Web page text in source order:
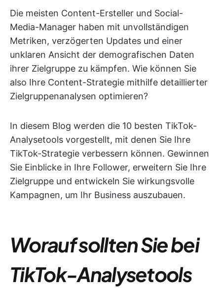
Die meisten Content-Ersteller und Social-
Media-Manager haben mit unvollständigen
Metriken, verzögerten Updates und einer
unklaren Ansicht der demografischen Daten
ihrer Zielgruppe zu kämpfen. Wie können Sie
also Ihre Content-Strategie mithilfe detaillierter
Zielgruppenanalysen optimieren?
In diesem Blog werden die 10 besten TikTok-
Analysetools vorgestellt, mit denen Sie Ihre
TikTok-Strategie verbessern können. Gewinnen
Sie Einblicke in Ihre Follower, erweitern Sie Ihre
Zielgruppe und entwickeln Sie wirkungsvolle
Kampagnen, um Ihr Business auszubauen.
Worauf sollten Sie bei
TikTok-Analysetools